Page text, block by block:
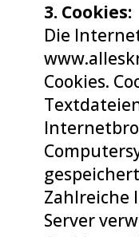
3. Cookies:
Die
Cookies.
Zahlreiche
Server